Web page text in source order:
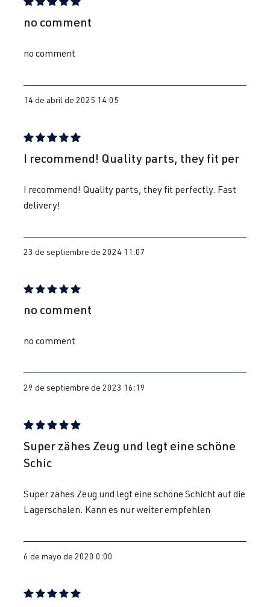
Reseña con calificación de 5 de 5 estrellas
no comment
no comment
14 de abril de 2025 14:05
Reseña con calificación de 5 de 5 estrellas
I recommend! Quality parts, they fit per
I recommend! Quality parts, they fit perfectly. Fast
delivery!
23 de septiembre de 2024 11:07
Reseña con calificación de 5 de 5 estrellas
no comment
no comment
29 de septiembre de 2023 16:19
Reseña con calificación de 5 de 5 estrellas
Super zähes Zeug und legt eine schöne
Schic
Super zähes Zeug und legt eine schöne Schicht auf die
Lagerschalen. Kann es nur weiter empfehlen
6 de mayo de 2020 0:00